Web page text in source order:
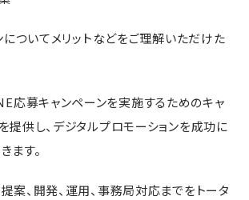
ついてメリットなどをご理解いただけた
応募キャンペーンを実施するためのキャ
提供し、デジタルプロモーションを成功に
ます。
案、開発、運用、事務局対応までをトータ